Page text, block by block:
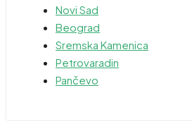
Novi Sad
Beograd
Sremska Kamenica
Petrovaradin
Pančevo